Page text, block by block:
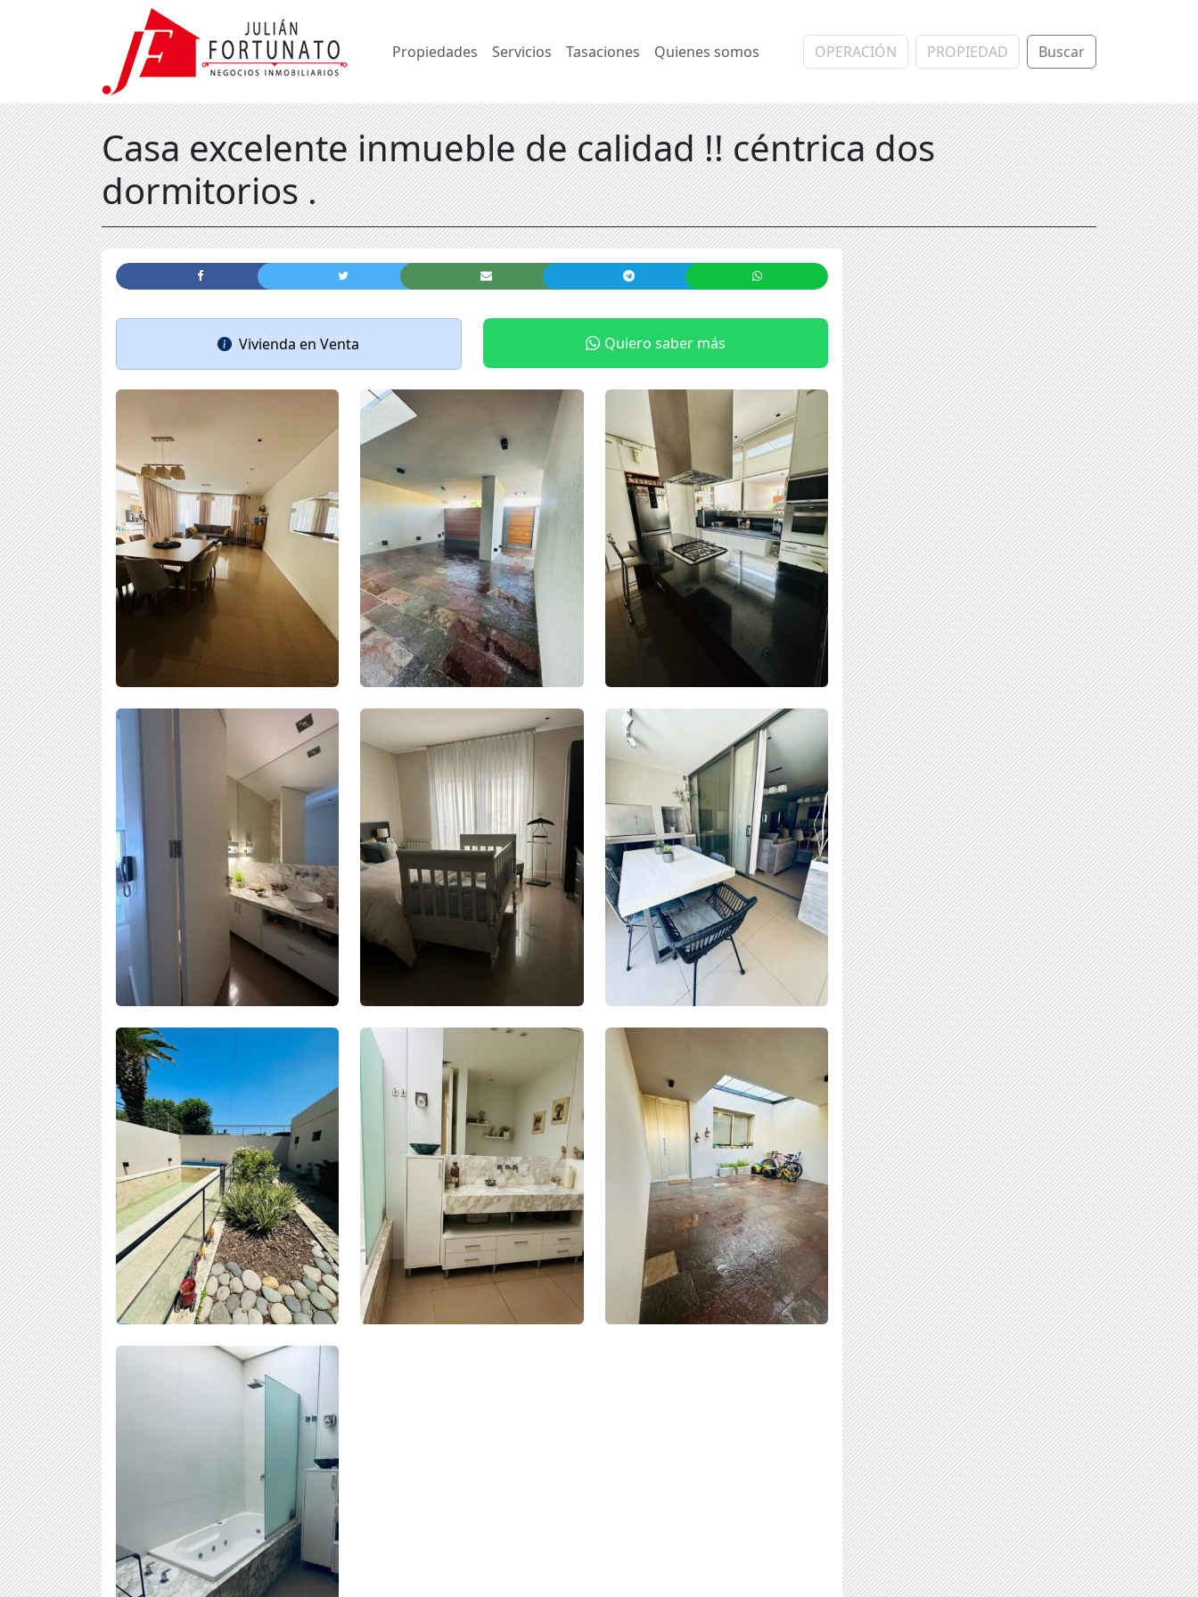
Propiedades Servicios Tasaciones Quienes somos Buscar
Casa excelente inmueble de calidad !! céntrica dos
dormitorios .
Vivienda enVenta Quiero saber más